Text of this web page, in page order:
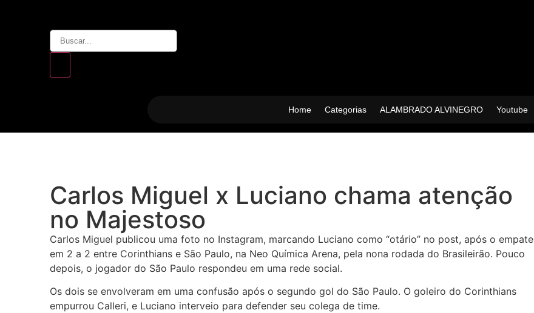
Home Categorias ALAMBRADO ALVINEGRO Youtube
Carlos Miguel x Luciano chama atenção
no Majestoso
Carlos Miguel publicou uma foto no Instagram, marcando Luciano como “otário” no post, após o empate
em 2 a 2 entre Corinthians e São Paulo, na Neo Química Arena, pela nona rodada do Brasileirão. Pouco
depois, o jogador do São Paulo respondeu em uma rede social.
Os dois se envolveram em uma confusão após o segundo gol do São Paulo. O goleiro do Corinthians
empurrou Calleri, e Luciano interveio para defender seu colega de time.